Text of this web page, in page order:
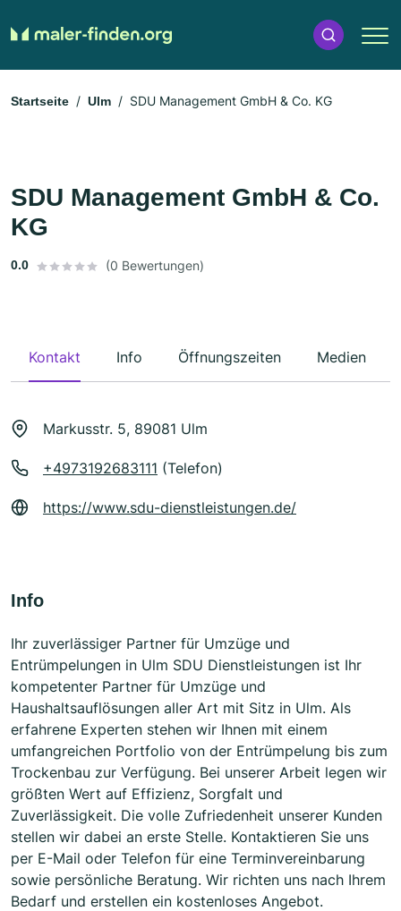
Startseite Ulm SDU Management GmbH & Co. KG
SDU Management GmbH & Co.
KG
0.0 (0 Bewertungen)
Kontakt Info Öffnungszeiten Medien
Markusstr. 5, 89081 Ulm
+4973192683111 (Telefon)
https://www.sdu-dienstleistungen.de/
Info
Ihr zuverlässiger Partner für Umzüge und
Entrümpelungen in Ulm SDU Dienstleistungen ist Ihr
kompetenter Partner für Umzüge und
Haushaltsauflösungen aller Art mit Sitz in Ulm. Als
erfahrene Experten stehen wir Ihnen mit einem
umfangreichen Portfolio von der Entrümpelung bis zum
Trockenbau zur Verfügung. Bei unserer Arbeit legen wir
größten Wert auf Effizienz, Sorgfalt und
Zuverlässigkeit. Die volle Zufriedenheit unserer Kunden
stellen wir dabei an erste Stelle. Kontaktieren Sie uns
per E-Mail oder Telefon für eine Terminvereinbarung
sowie persönliche Beratung. Wir richten uns nach Ihrem
Bedarf und erstellen ein kostenloses Angebot.